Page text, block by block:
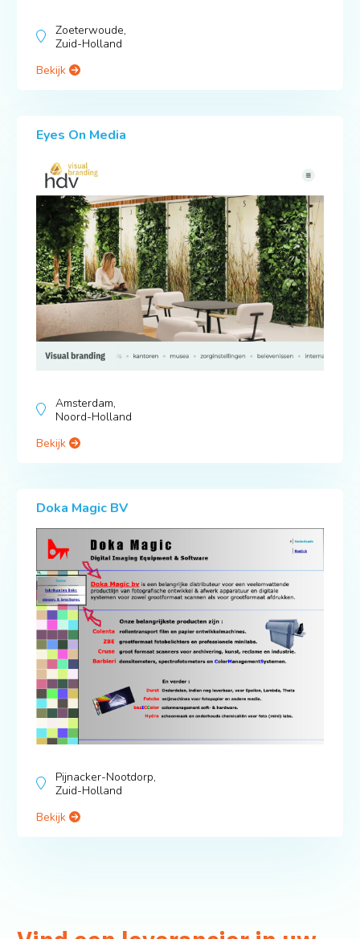
Zoeterwoude,
Zuid-Holland
Bekijk
Eyes On Media
Amsterdam,
Noord-Holland
Bekijk
Doka Magic BV
Pijnacker-Nootdorp,
Zuid-Holland
Bekijk